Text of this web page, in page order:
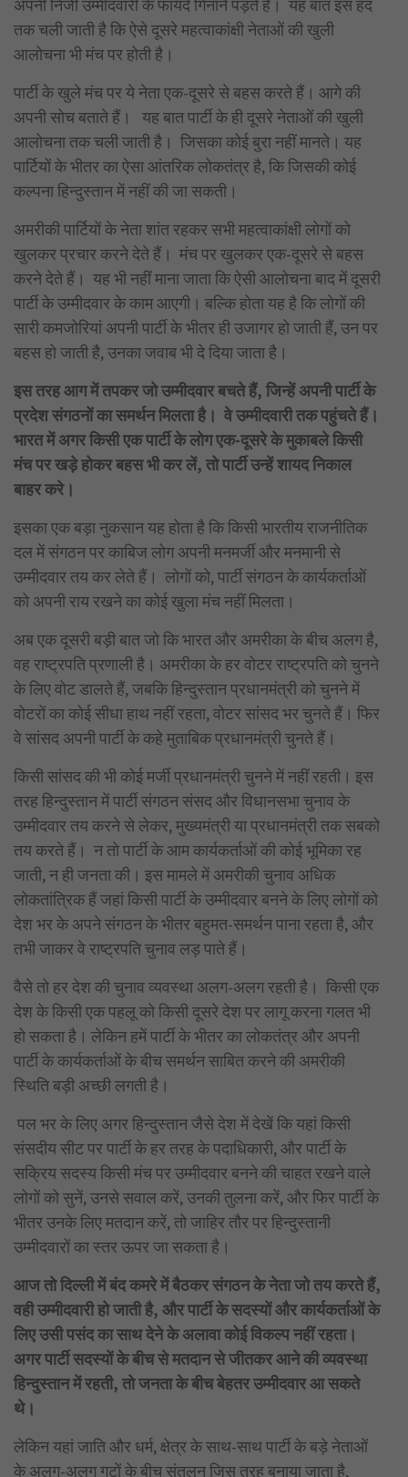
अपनी निजी उम्मीदवारी के फायदे गिनाने पड़ते हैं। यह बात इस हद
तक चली जाती है कि ऐसे दूसरे महत्वाकांक्षी नेताओं की खुली
आलोचना भी मंच पर होती है।
पार्टी के खुले मंच पर ये नेता एक-दूसरे से बहस करते हैं। आगे की
अपनी सोच बताते हैं। यह बात पार्टी के ही दूसरे नेताओं की खुली
आलोचना तक चली जाती है। जिसका कोई बुरा नहीं मानते। यह
पार्टियों के भीतर का ऐसा आंतरिक लोकतंत्र है, कि जिसकी कोई
कल्पना हिन्दुस्तान में नहीं की जा सकती।
अमरीकी पार्टियों के नेता शांत रहकर सभी महत्वाकांक्षी लोगों को
खुलकर प्रचार करने देते हैं। मंच पर खुलकर एक-दूसरे से बहस
करने देते हैं। यह भी नहीं माना जाता कि ऐसी आलोचना बाद में दूसरी
पार्टी के उम्मीदवार के काम आएगी। बल्कि होता यह है कि लोगों की
सारी कमजोरियां अपनी पार्टी के भीतर ही उजागर हो जाती हैं, उन पर
बहस हो जाती है, उनका जवाब भी दे दिया जाता है।
इस तरह आग में तपकर जो उम्मीदवार बचते हैं, जिन्हें अपनी पार्टी के
प्रदेश संगठनों का समर्थन मिलता है। वे उम्मीदवारी तक पहुंचते हैं।
भारत में अगर किसी एक पार्टी के लोग एक-दूसरे के मुकाबले किसी
मंच पर खड़े होकर बहस भी कर लें, तो पार्टी उन्हें शायद निकाल
बाहर करे।
इसका एक बड़ा नुकसान यह होता है कि किसी भारतीय राजनीतिक
दल में संगठन पर काबिज लोग अपनी मनमर्जी और मनमानी से
उम्मीदवार तय कर लेते हैं। लोगों को, पार्टी संगठन के कार्यकर्ताओं
को अपनी राय रखने का कोई खुला मंच नहीं मिलता।
अब एक दूसरी बड़ी बात जो कि भारत और अमरीका के बीच अलग है,
वह राष्ट्रपति प्रणाली है। अमरीका के हर वोटर राष्ट्रपति को चुनने
के लिए वोट डालते हैं, जबकि हिन्दुस्तान प्रधानमंत्री को चुनने में
वोटरों का कोई सीधा हाथ नहीं रहता, वोटर सांसद भर चुनते हैं। फिर
वे सांसद अपनी पार्टी के कहे मुताबिक प्रधानमंत्री चुनते हैं।
किसी सांसद की भी कोई मर्जी प्रधानमंत्री चुनने में नहीं रहती। इस
तरह हिन्दुस्तान में पार्टी संगठन संसद और विधानसभा चुनाव के
उम्मीदवार तय करने से लेकर, मुख्यमंत्री या प्रधानमंत्री तक सबको
तय करते हैं। न तो पार्टी के आम कार्यकर्ताओं की कोई भूमिका रह
जाती, न ही जनता की। इस मामले में अमरीकी चुनाव अधिक
लोकतांत्रिक हैं जहां किसी पार्टी के उम्मीदवार बनने के लिए लोगों को
देश भर के अपने संगठन के भीतर बहुमत-समर्थन पाना रहता है, और
तभी जाकर वे राष्ट्रपति चुनाव लड़ पाते हैं।
वैसे तो हर देश की चुनाव व्यवस्था अलग-अलग रहती है। किसी एक
देश के किसी एक पहलू को किसी दूसरे देश पर लागू करना गलत भी
हो सकता है। लेकिन हमें पार्टी के भीतर का लोकतंत्र और अपनी
पार्टी के कार्यकर्ताओं के बीच समर्थन साबित करने की अमरीकी
स्थिति बड़ी अच्छी लगती है।
पल भर के लिए अगर हिन्दुस्तान जैसे देश में देखें कि यहां किसी
संसदीय सीट पर पार्टी के हर तरह के पदाधिकारी, और पार्टी के
सक्रिय सदस्य किसी मंच पर उम्मीदवार बनने की चाहत रखने वाले
लोगों को सुनें, उनसे सवाल करें, उनकी तुलना करें, और फिर पार्टी के
भीतर उनके लिए मतदान करें, तो जाहिर तौर पर हिन्दुस्तानी
उम्मीदवारों का स्तर ऊपर जा सकता है।
आज तो दिल्ली में बंद कमरे में बैठकर संगठन के नेता जो तय करते हैं,
वही उम्मीदवारी हो जाती है, और पार्टी के सदस्यों और कार्यकर्ताओं के
लिए उसी पसंद का साथ देने के अलावा कोई विकल्प नहीं रहता।
अगर पार्टी सदस्यों के बीच से मतदान से जीतकर आने की व्यवस्था
हिन्दुस्तान में रहती, तो जनता के बीच बेहतर उम्मीदवार आ सकते
थे।
लेकिन यहां जाति और धर्म, क्षेत्र के साथ-साथ पार्टी के बड़े नेताओं
के अलग-अलग गुटों के बीच संतुलन जिस तरह बनाया जाता है,